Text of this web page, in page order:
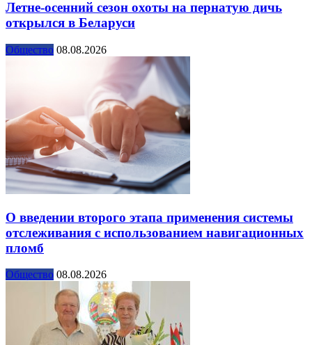
Летне-осенний сезон охоты на пернатую дичь
открылся в Беларуси
Общество 08.08.2026
О введении второго этапа применения системы
отслеживания с использованием навигационных
пломб
Общество 08.08.2026